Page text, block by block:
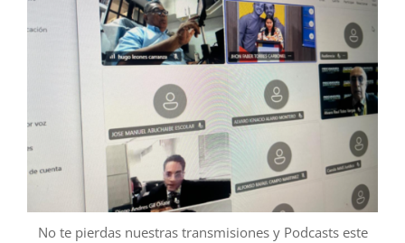
No te pierdas nuestras transmisiones y Podcasts este